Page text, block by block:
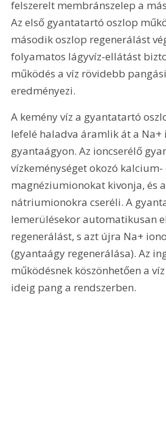
felszerelt membránszelep a
Az első gyantatartó oszlop
második oszlop regenerálást
folyamatos lágyvíz-ellátást
működés a víz rövidebb
eredményezi.
A kemény víz a gyantatartó
lefelé haladva áramlik át a
gyantaágyon. Az ioncserélő
vízkeménységet okozó kalcium-
magnéziumionokat kivonja, és
nátriumionokra cseréli. A
lemerülésekor automatikusan
regenerálást, s azt újra Na+
(gyantaágy regenerálása). Az
működésnek köszönhetően a
ideig pang a rendszerben.